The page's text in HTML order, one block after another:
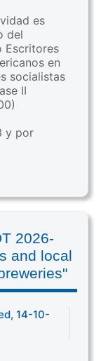
es
del
Escritores
en
socialistas
II
y por
2026-
and local
14-10-